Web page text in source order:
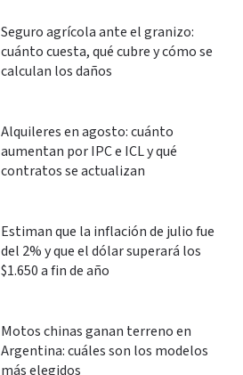
Seguro agrícola ante el granizo:
cuánto cuesta, qué cubre y cómo se
calculan los daños
Alquileres en agosto: cuánto
aumentan por IPC e ICL y qué
contratos se actualizan
Estiman que la inflación de julio fue
del 2% y que el dólar superará los
$1.650 a fin de año
Motos chinas ganan terreno en
Argentina: cuáles son los modelos
más elegidos